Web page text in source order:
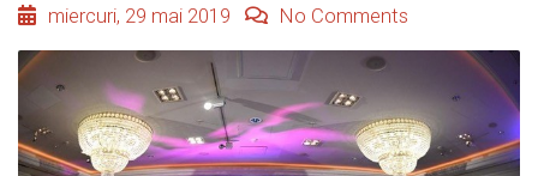
miercuri, 29 mai 2019 No Comments